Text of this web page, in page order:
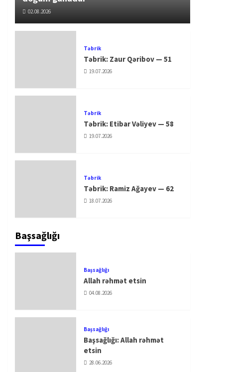
02.08.2026
Təbrik
Təbrik: Zaur Qəribov — 51
19.07.2026
Təbrik
Təbrik: Etibar Vəliyev — 58
19.07.2026
Təbrik
Təbrik: Ramiz Ağayev — 62
18.07.2026
Başsağlığı
Başsağlığı
Allah rəhmət etsin
04.08.2026
Başsağlığı
Başsağlığı: Allah rəhmət
etsin
28.06.2026